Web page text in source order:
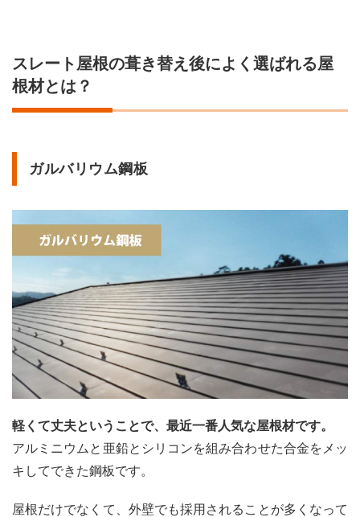
スレート屋根の葺き替え後によく選ばれる屋
根材とは？
ガルバリウム鋼板
軽くて丈夫ということで、最近一番人気な屋根材です。
アルミニウムと亜鉛とシリコンを組み合わせた合金をメッ
キしてできた鋼板です。
屋根だけでなくて、外壁でも採用されることが多くなって